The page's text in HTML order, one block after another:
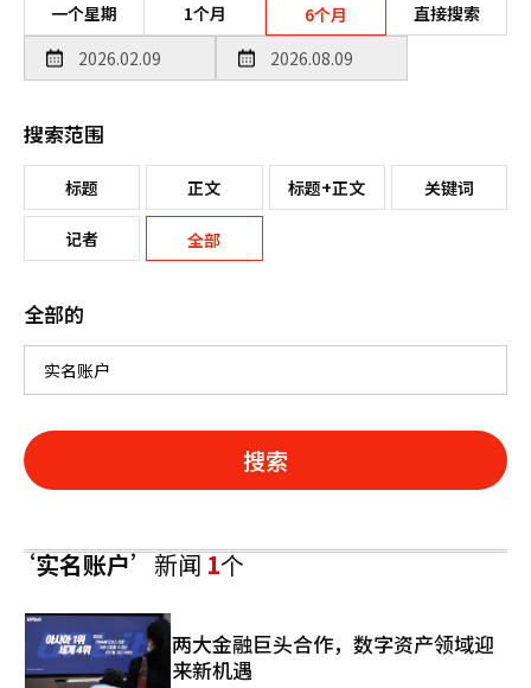
一个星期 1个月 6个月 直接搜索
搜索范围
标题 正文 标题+正文 关键词
记者 全部
全部的
搜索
‘实名账户’新闻1个
两大金融巨头合作，数字资产领域迎
来新机遇